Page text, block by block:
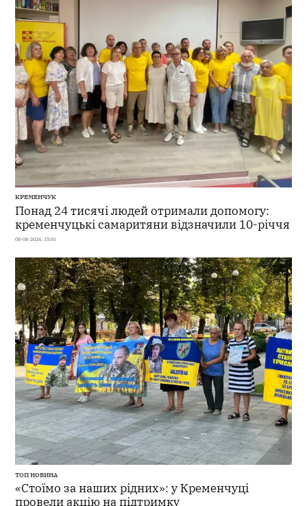
КРЕМЕНЧУК
Понад 24 тисячі людей отримали допомогу:
кременчуцькі самаритяни відзначили 10-річчя
08-08-2026, 15:01
ТОП НОВИНА
«Стоїмо за наших рідних»: у Кременчуці
провели акцію на підтримку